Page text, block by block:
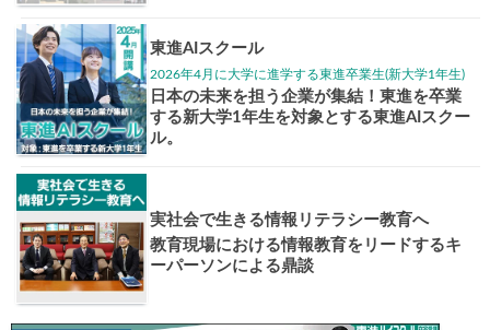
大学入試偏差値ランキング 現役合格